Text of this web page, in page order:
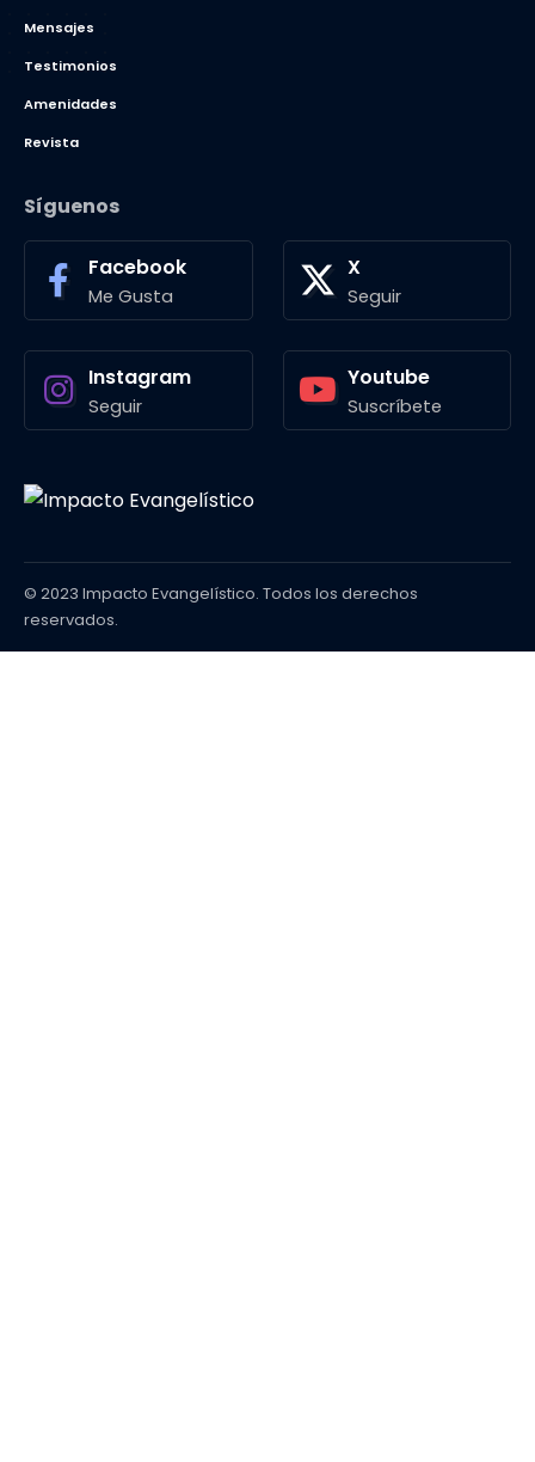
Mensajes
Testimonios
Amenidades
Revista
Síguenos
Facebook
Me Gusta
X
Seguir
Instagram
Seguir
Youtube
Suscríbete
© 2023 Impacto Evangelístico. Todos los derechos
reservados.